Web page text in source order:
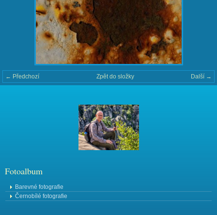
← Předchozí Další →
Zpět do složky
Fotoalbum
Barevné fotografie
Černobílé fotografie